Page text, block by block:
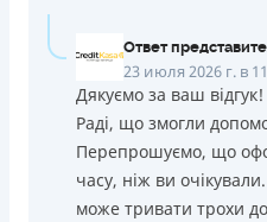
Ответ
23 июля 2026 г. в
Дякуємо за ваш відгук!
Раді, що змогли
Перепрошуємо, що
часу, ніж ви
може тривати трохи